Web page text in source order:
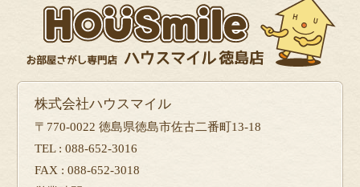
株式会社ハウスマイル
〒770-0022 徳島県徳島市佐古二番町13-18
TEL : 088-652-3016
FAX : 088-652-3018